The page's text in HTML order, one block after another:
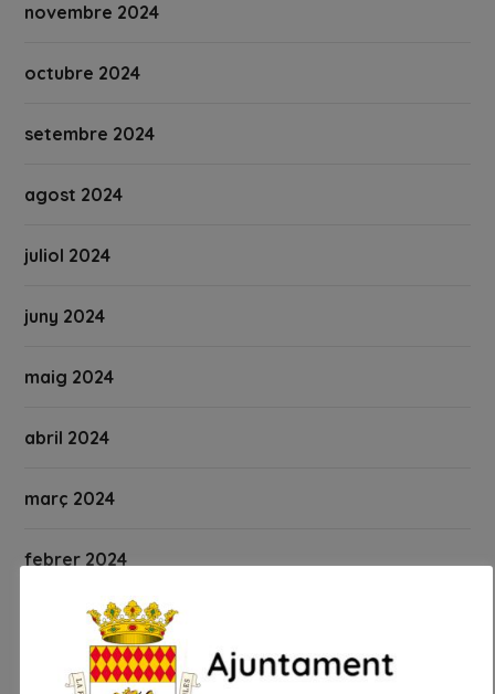
novembre 2024
octubre 2024
setembre 2024
agost 2024
juliol 2024
juny 2024
maig 2024
abril 2024
març 2024
febrer 2024
gener 2024
desembre 2023